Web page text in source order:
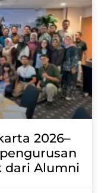
2026–
dari Alumni